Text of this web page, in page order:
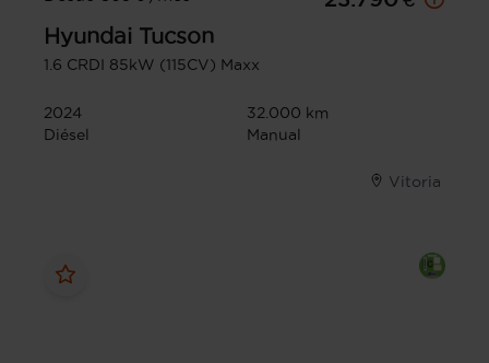
Hyundai Tucson
1.6 CRDI 85kW (115CV) Maxx
2024
32.000 km
Diésel
Manual
Vitoria